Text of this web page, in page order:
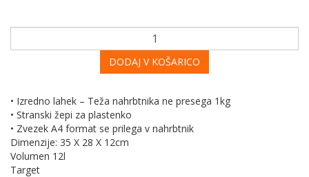
DODAJ V KOŠARICO
• Izredno lahek – Teža nahrbtnika ne presega 1kg
• Stranski žepi za plastenko
• Zvezek A4 format se prilega v nahrbtnik
Dimenzije: 35 X 28 X 12cm
Volumen 12l
Target